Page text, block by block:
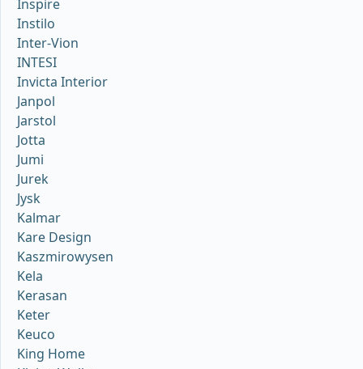
Inspire
Instilo
Inter-Vion
INTESI
Invicta Interior
Janpol
Jarstol
Jotta
Jumi
Jurek
Jysk
Kalmar
Kare Design
Kaszmirowysen
Kela
Kerasan
Keter
Keuco
King Home